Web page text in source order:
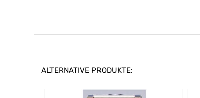
ALTERNATIVE PRODUKTE: